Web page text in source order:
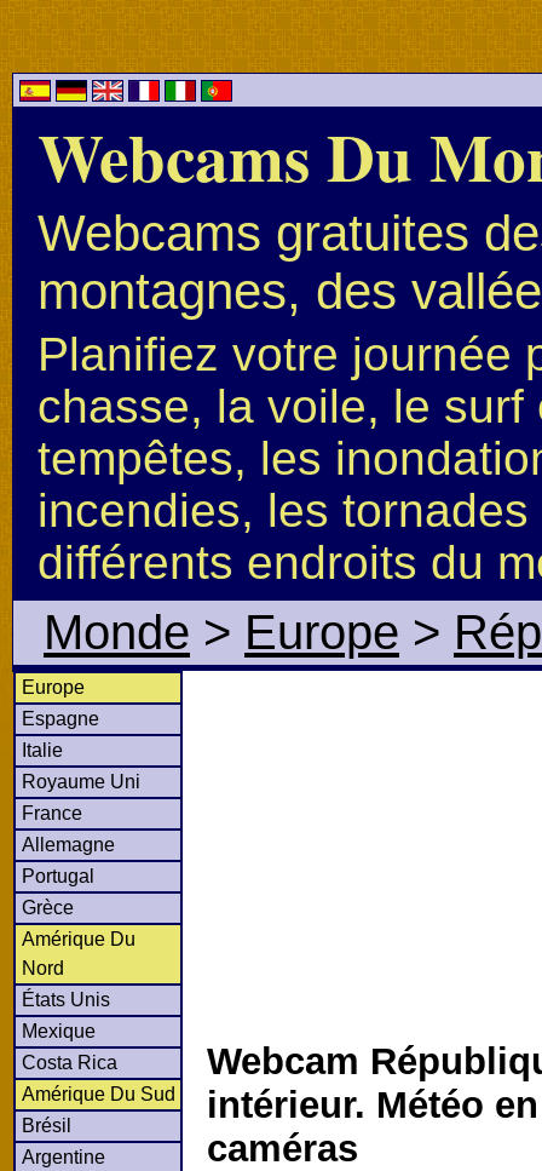
Webcams Du
Webcams gratuites
montagnes, des
Planifiez votre journée
chasse, la voile, le
tempêtes, les
incendies, les
différents endroits du
Monde > Europe >
Europe
Espagne
Italie
Royaume Uni
France
Allemagne
Portugal
Grèce
Amérique Du
Nord
États Unis
Mexique
Costa Rica
Amérique Du Sud
Brésil
Argentine
Webcam
intérieur. Météo
caméras